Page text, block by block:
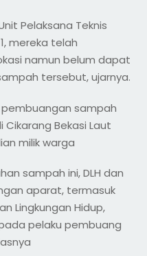
Pelaksana Teknis
mereka telah
namun belum dapat
tersebut, ujarnya.
sampah
Bekasi Laut
milik warga
sampah ini, DLH dan
aparat, termasuk
Lingkungan Hidup,
pelaku pembuang